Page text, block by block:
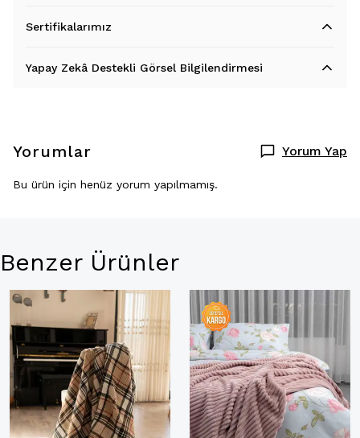
Sertifikalarımız
Yapay Zekâ Destekli Görsel Bilgilendirmesi
Yorumlar Yorum Yap
Bu ürün için henüz yorum yapılmamış.
Benzer Ürünler